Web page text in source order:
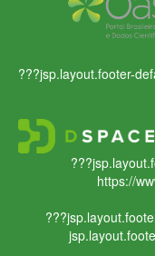
???jsp.layout.footer-
https://